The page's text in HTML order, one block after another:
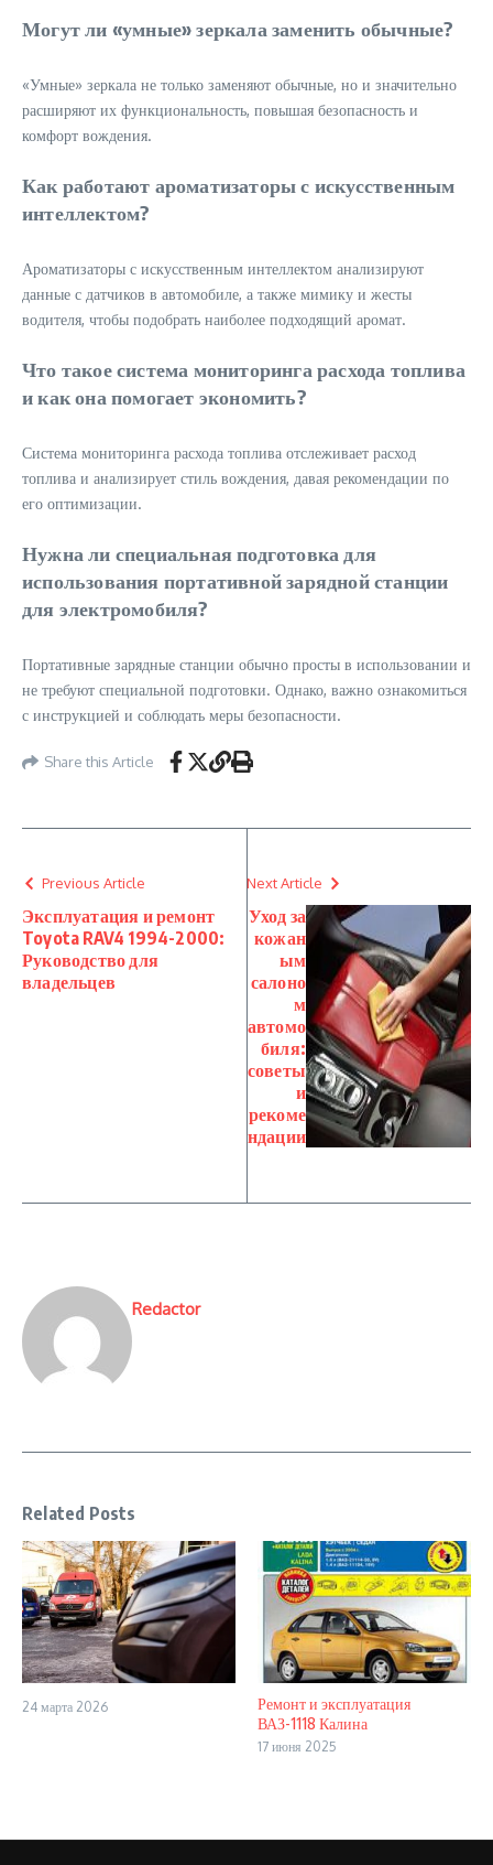
Могут ли «умные» зеркала заменить обычные?
«Умные» зеркала не только заменяют обычные, но и значительно
расширяют их функциональность, повышая безопасность и
комфорт вождения.
Как работают ароматизаторы с искусственным
интеллектом?
Ароматизаторы с искусственным интеллектом анализируют
данные с датчиков в автомобиле, а также мимику и жесты
водителя, чтобы подобрать наиболее подходящий аромат.
Что такое система мониторинга расхода топлива
и как она помогает экономить?
Система мониторинга расхода топлива отслеживает расход
топлива и анализирует стиль вождения, давая рекомендации по
его оптимизации.
Нужна ли специальная подготовка для
использования портативной зарядной станции
для электромобиля?
Портативные зарядные станции обычно просты в использовании и
не требуют специальной подготовки. Однако, важно ознакомиться
с инструкцией и соблюдать меры безопасности.
Share this Article
Previous Article
Эксплуатация и ремонт
Toyota RAV4 1994-2000:
Руководство для
владельцев
Next Article
Уход за
кожан
ым
салоно
м
автомо
биля:
советы
и
рекоме
ндации
Redactor
Related Posts
24 марта 2026
Ремонт и эксплуатация
ВАЗ-1118 Калина
17 июня 2025